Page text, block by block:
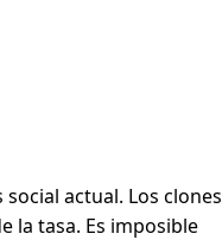
actual. Los clones
la tasa. Es imposible